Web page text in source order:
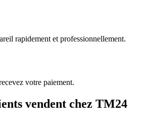
rapidement et professionnellement.
votre paiement.
vendent chez TM24